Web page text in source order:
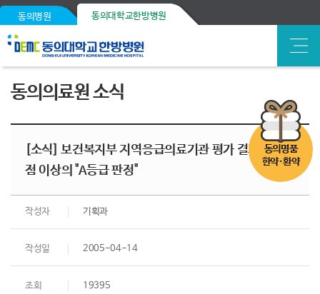
동의병원 동의대학교한방병원
동의명품
한약·환약
동의의료원 소식
[소식] 보건복지부 지역응급의료기관 평가 결과 100
점 이상의 "A등급 판정"
작성자 기획과
작성일 2005-04-14
조회 19395